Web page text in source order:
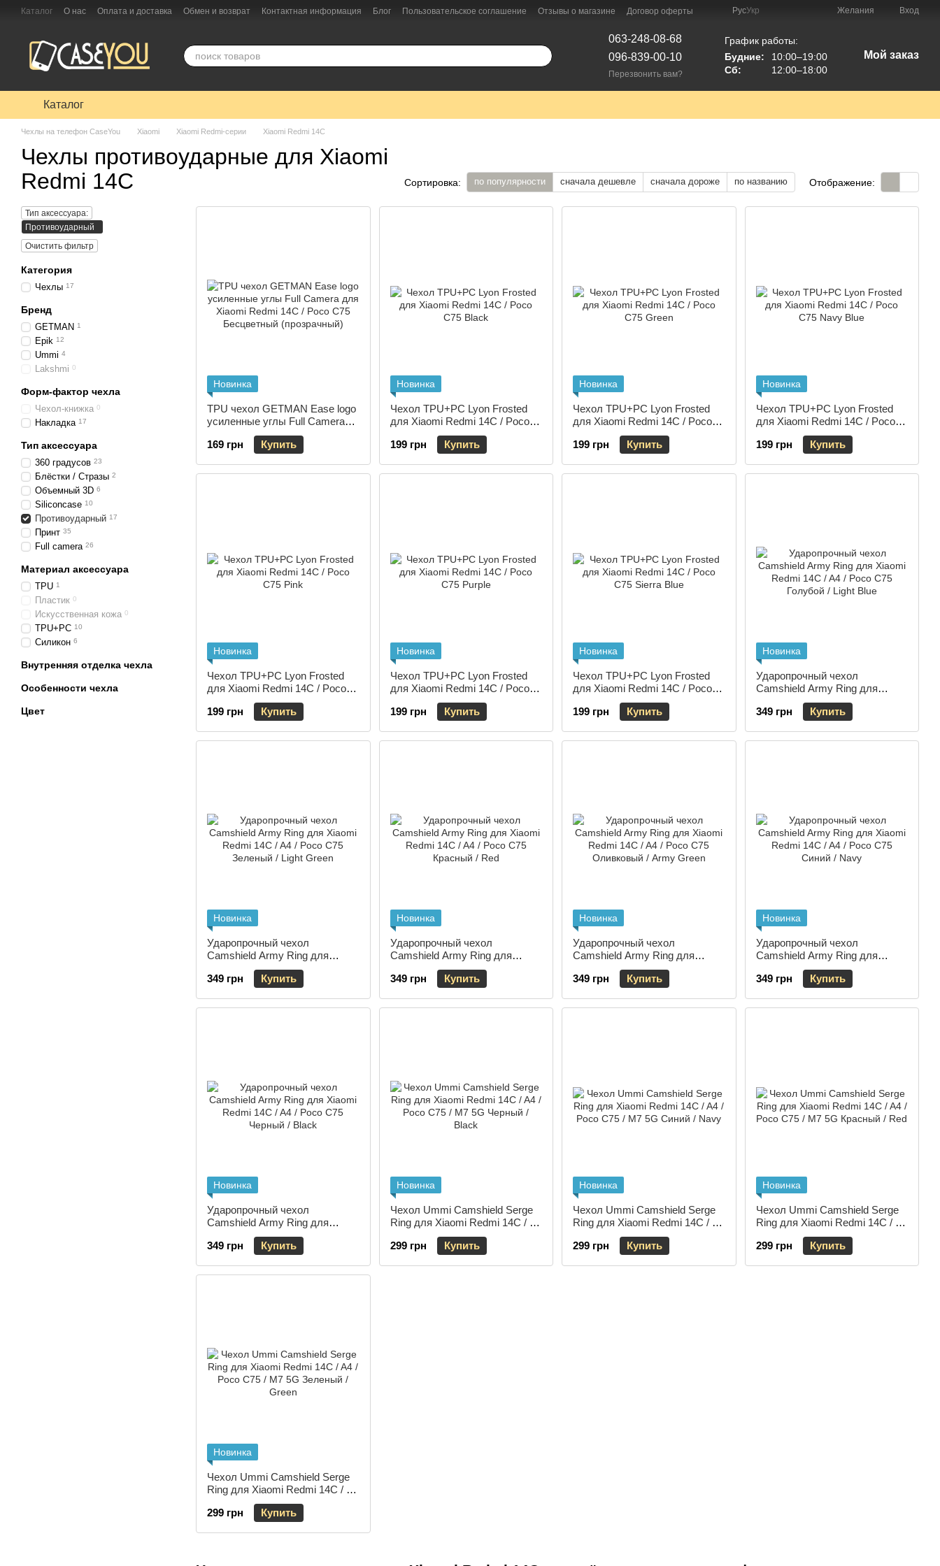
Перейти к основному контенту
Каталог О нас Оплата и доставка Обмен и возврат Контактная информация Блог Пользовательское соглашение Отзывы о магазине Договор оферты РусУкр Желания Вход
063-248-08-68
096-839-00-10
Перезвонить вам?
График работы:
Будние:
10:00–19:00
Сб:
12:00–18:00
Мой заказ
Каталог
Чехлы на телефон CaseYou Xiaomi Xiaomi Redmi-серии Xiaomi Redmi 14C
Чехлы противоударные для Xiaomi
Redmi 14C
Сортировка: по популярности сначала дешевле сначала дороже по названию Отображение:
Новинка
TPU чехол GETMAN Ease logo
усиленные углы Full Camera
для Xiaomi Redmi 14C / Poco
C75 Бесцветный (прозрачный)
169 грн Купить
Новинка
Чехол TPU+PC Lyon Frosted
для Xiaomi Redmi 14C / Poco
C75 Black
199 грн
Купить
Новинка
Чехол TPU+PC Lyon Frosted
для Xiaomi Redmi 14C / Poco
C75 Green
199 грн
Купить
Новинка
Чехол TPU+PC Lyon Frosted
для Xiaomi Redmi 14C / Poco
C75 Navy Blue
199 грн
Купить
Новинка
Чехол TPU+PC Lyon Frosted
для Xiaomi Redmi 14C / Poco
199 грн
Купить
Новинка
Чехол TPU+PC Lyon Frosted
для Xiaomi Redmi 14C / Poco
C75 Purple
199 грн
Купить
Новинка
Чехол TPU+PC Lyon Frosted
для Xiaomi Redmi 14C / Poco
C75 Sierra Blue
199 грн
Купить
Новинка
Ударопрочный чехол
Camshield Army Ring для
Xiaomi Redmi 14C / A4 / Poco
C75 Голубой / Light Blue
349 грн Купить
Новинка
Ударопрочный чехол
Camshield Army Ring для
Xiaomi Redmi 14C / A4 / Poco
C75 Зеленый / Light Green
349 грн Купить
Новинка
Ударопрочный чехол
Camshield Army Ring для
Xiaomi Redmi 14C / A4 / Poco
C75 Красный / Red
349 грн Купить
Новинка
Ударопрочный чехол
Camshield Army Ring для
Xiaomi Redmi 14C / A4 / Poco
C75 Оливковый / Army Green
349 грн Купить
Новинка
Ударопрочный чехол
Camshield Army Ring для
Xiaomi Redmi 14C / A4 / Poco
C75 Синий / Navy
349 грн Купить
Новинка
Ударопрочный чехол
Camshield Army Ring для
Xiaomi Redmi 14C / A4 / Poco
C75 Черный / Black
349 грн Купить
Новинка
Чехол Ummi Camshield Serge
Ring для Xiaomi Redmi 14C / A4
/ Poco C75 / M7 5G Черный /
Black
299 грн Купить
Новинка
Чехол Ummi Camshield Serge
Ring для Xiaomi Redmi 14C / A4
/ Poco C75 / M7 5G Синий /
Navy
299 грн Купить
Новинка
Чехол Ummi Camshield Serge
Ring для Xiaomi Redmi 14C / A4
/ Poco C75 / M7 5G Красный /
Red
299 грн Купить
Новинка
Чехол Ummi Camshield Serge
Ring для Xiaomi Redmi 14C / A4
/ Poco C75 / M7 5G Зеленый /
Green
299 грн Купить
Тип аксессуара:
Противоударный
Очистить фильтр
Категория
Чехлы 17
Бренд
GETMAN 1
Epik 12
Ummi 4
Lakshmi 0
Форм-фактор чехла
Чехол-книжка 0
Накладка 17
Тип аксессуара
360 градусов 23
Блёстки / Стразы 2
Объемный 3D 6
Siliconcase 10
Противоударный 17
Принт 35
Full camera 26
Материал аксессуара
TPU 1
Пластик 0
Искусственная кожа 0
TPU+PC 10
Силикон 6
Внутренняя отделка чехла
Особенности чехла
Цвет